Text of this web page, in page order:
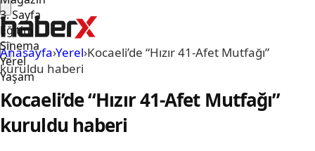
3. Sayfa
Eğitim
Sinema
Yerel
Yaşam
Anasayfa›Yerel›Kocaeli’de “Hızır 41-Afet Mutfağı”
kuruldu haberi
Kocaeli’de “Hızır 41-Afet Mutfağı”
kuruldu haberi